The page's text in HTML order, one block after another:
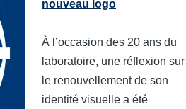
nouveau logo
À l’occasion des 20 ans du
laboratoire, une réflexion sur
le renouvellement de son
identité visuelle a été